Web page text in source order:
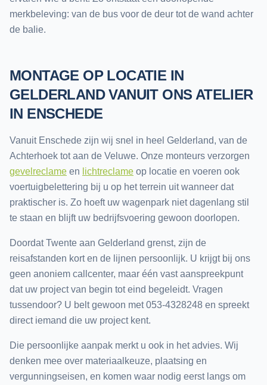
merkbeleving: van de bus voor de deur tot de wand achter
de balie.
MONTAGE OP LOCATIE IN
GELDERLAND VANUIT ONS ATELIER
IN ENSCHEDE
Vanuit Enschede zijn wij snel in heel Gelderland, van de
Achterhoek tot aan de Veluwe. Onze monteurs verzorgen
gevelreclame en lichtreclame op locatie en voeren ook
voertuigbelettering bij u op het terrein uit wanneer dat
praktischer is. Zo hoeft uw wagenpark niet dagenlang stil
te staan en blijft uw bedrijfsvoering gewoon doorlopen.
Doordat Twente aan Gelderland grenst, zijn de
reisafstanden kort en de lijnen persoonlijk. U krijgt bij ons
geen anoniem callcenter, maar één vast aanspreekpunt
dat uw project van begin tot eind begeleidt. Vragen
tussendoor? U belt gewoon met 053-4328248 en spreekt
direct iemand die uw project kent.
Die persoonlijke aanpak merkt u ook in het advies. Wij
denken mee over materiaalkeuze, plaatsing en
vergunningseisen, en komen waar nodig eerst langs om